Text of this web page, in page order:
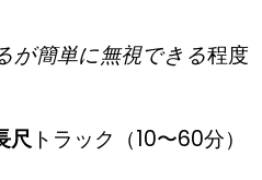
が簡単に無視できる程度
尺トラック（10〜60分）